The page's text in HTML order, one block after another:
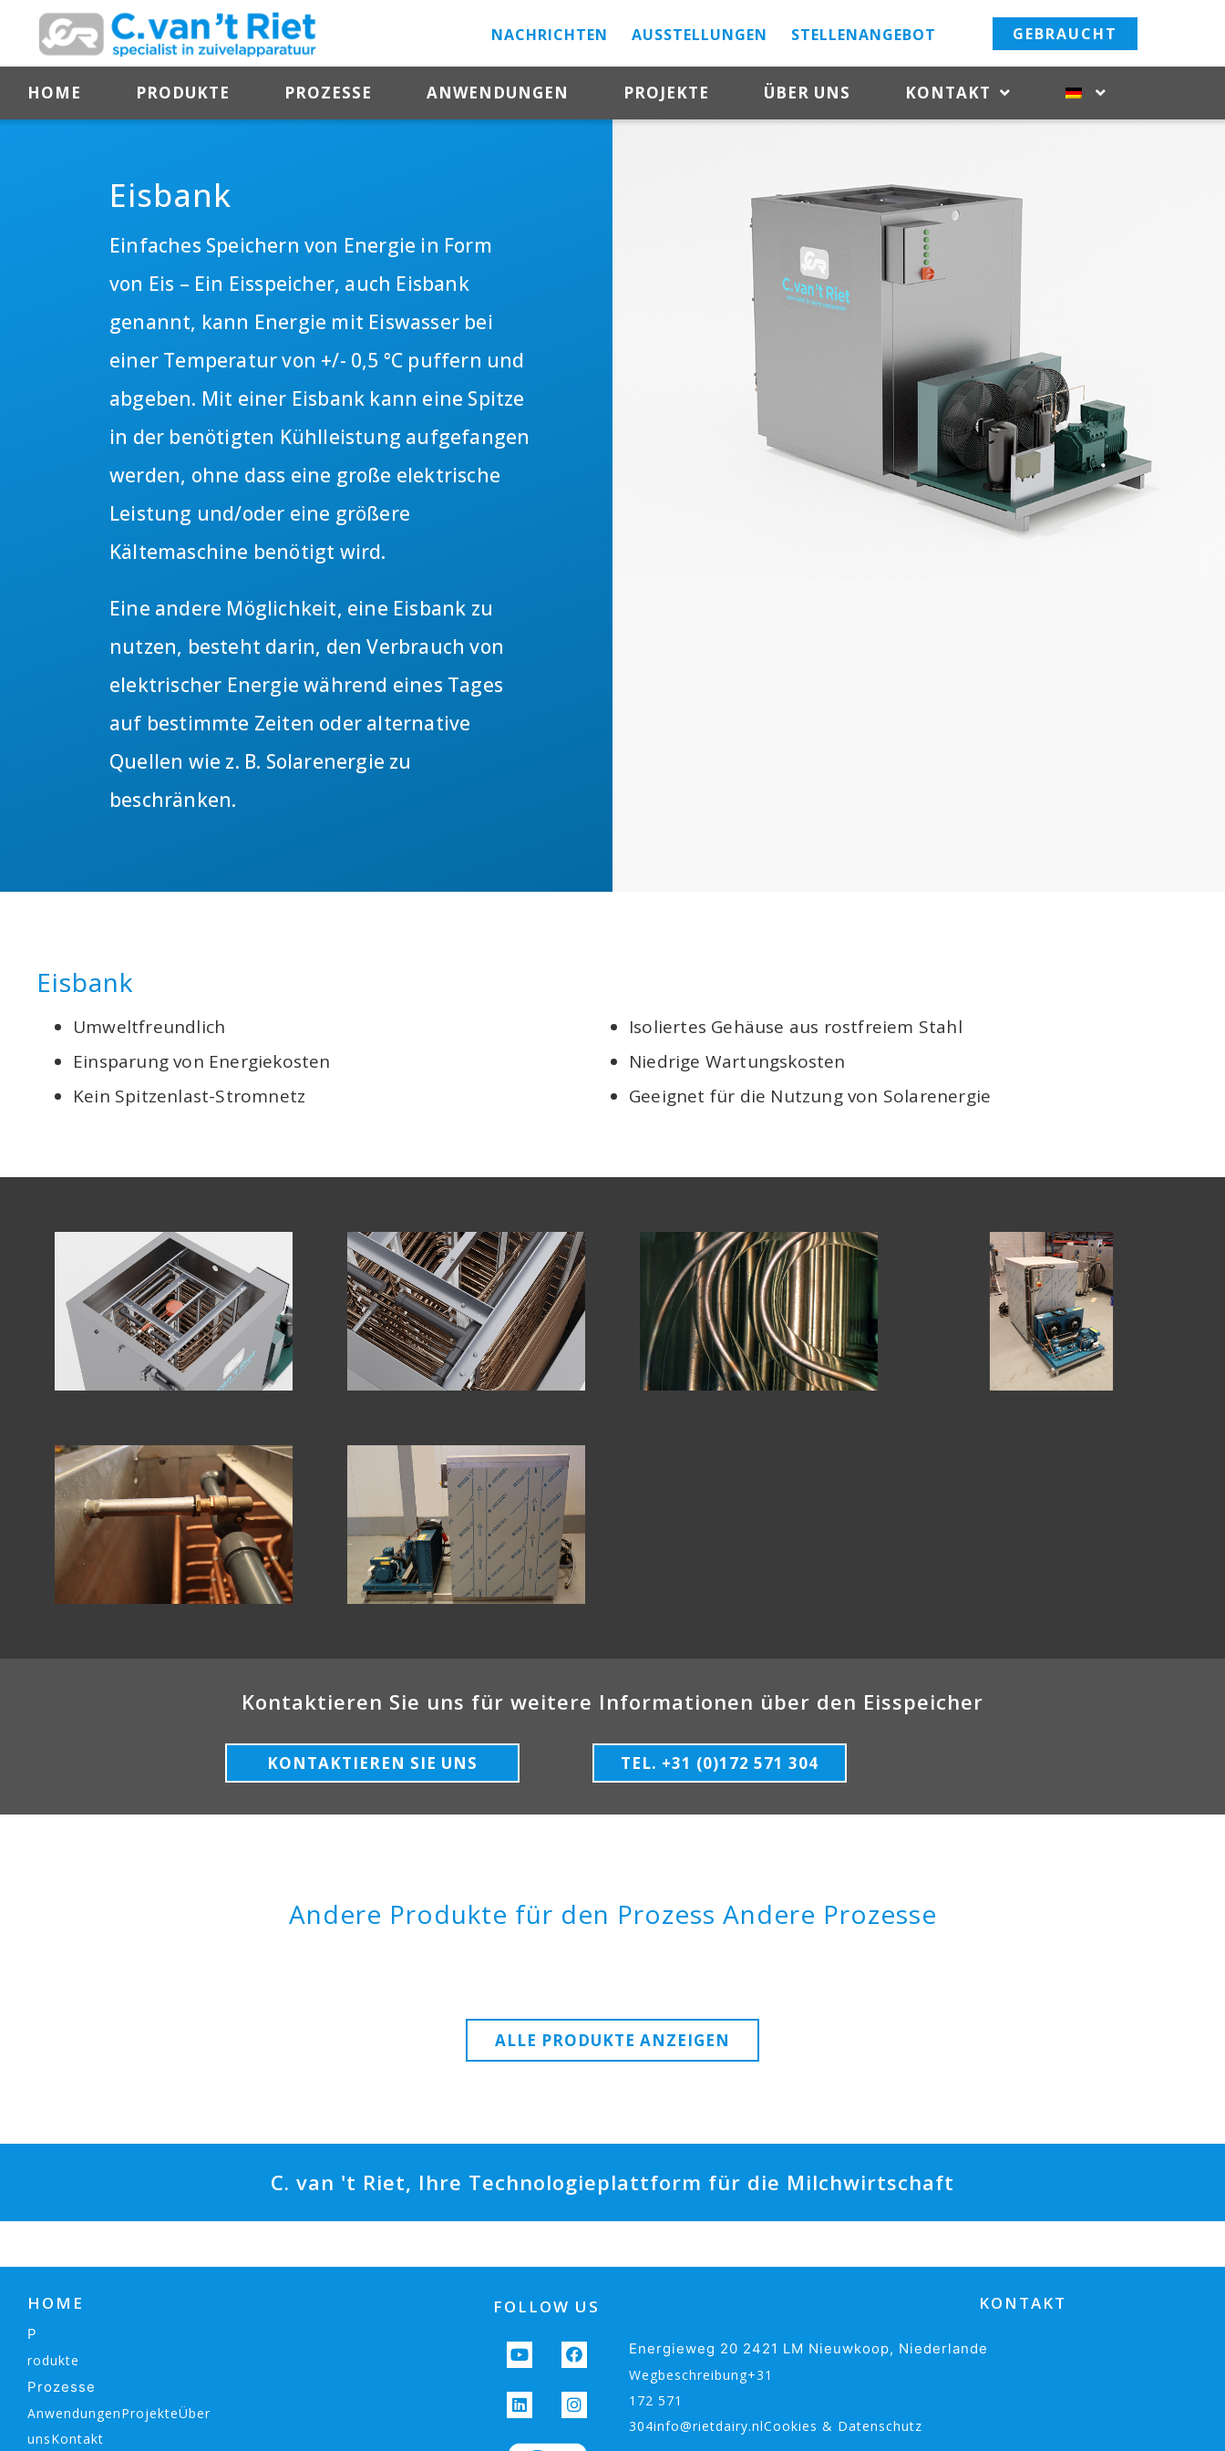
NACHRICHTEN AUSSTELLUNGEN STELLENANGEBOT GEBRAUCHT
HOME PRODUKTE PROZESSE ANWENDUNGEN PROJEKTE ÜBER UNS KONTAKT
Eisbank
Einfaches Speichern von Energie in Form
von Eis – Ein Eisspeicher, auch Eisbank
genannt, kann Energie mit Eiswasser bei
einer Temperatur von +/- 0,5 °C puffern und
abgeben. Mit einer Eisbank kann eine Spitze
in der benötigten Kühlleistung aufgefangen
werden, ohne dass eine große elektrische
Leistung und/oder eine größere
Kältemaschine benötigt wird.
Eine andere Möglichkeit, eine Eisbank zu
nutzen, besteht darin, den Verbrauch von
elektrischer Energie während eines Tages
auf bestimmte Zeiten oder alternative
Quellen wie z. B. Solarenergie zu
beschränken.
Eisbank
Umweltfreundlich
Einsparung von Energiekosten
Kein Spitzenlast-Stromnetz
Isoliertes Gehäuse aus rostfreiem Stahl
Niedrige Wartungskosten
Geeignet für die Nutzung von Solarenergie
Kontaktieren Sie uns für weitere Informationen über den Eisspeicher
KONTAKTIEREN SIE UNS TEL. +31 (0)172 571 304
Andere Produkte für den Prozess Andere Prozesse
ALLE PRODUKTE ANZEIGEN
C. van 't Riet, Ihre Technologieplattform für die Milchwirtschaft
HOME
P
rodukte
Prozesse
AnwendungenProjekteÜber
unsKontakt
FOLLOW US KONTAKT
Energieweg 20 2421 LM Nieuwkoop, Niederlande
Wegbeschreibung+31
172 571
304info@rietdairy.nlCookies & Datenschutz